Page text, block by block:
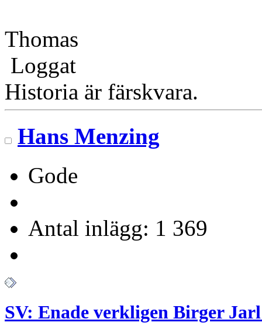
Thomas
Loggat
Historia är färskvara.
Hans Menzing
Gode
Antal inlägg: 1 369
SV: Enade verkligen Birger